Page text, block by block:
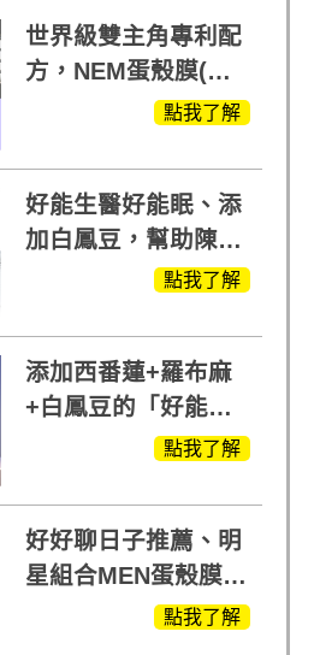
世界級雙主角專利配
方，NEM蛋殼膜(蛋
白聚醣)+UCll原裝進
+軟骨素
點我了解
好能生醫好能眠、添
加白鳳豆，幫助陳亞
蘭入睡的力量點我了解
添加西番蓮+羅布麻
+白鳳豆的「好能
眠」，獨家專利配
點我了解
好好聊日子推薦、明
星組合MEN蛋殼膜
(蛋白聚醣)+UCII，超
點我了解